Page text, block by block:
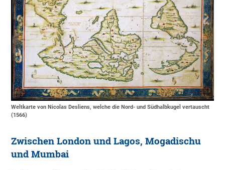
Weltkarte von Nicolas Desliens, welche die Nord- und Südhalbkugel vertauscht
(1566)
Zwischen London und Lagos, Mogadischu
und Mumbai